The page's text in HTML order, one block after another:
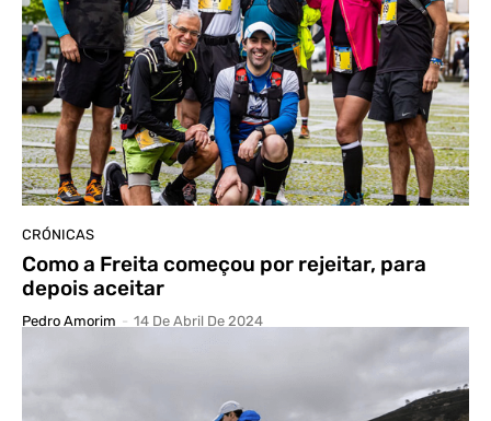
CRÓNICAS
Como a Freita começou por rejeitar, para
depois aceitar
Pedro Amorim - 14 De Abril De 2024